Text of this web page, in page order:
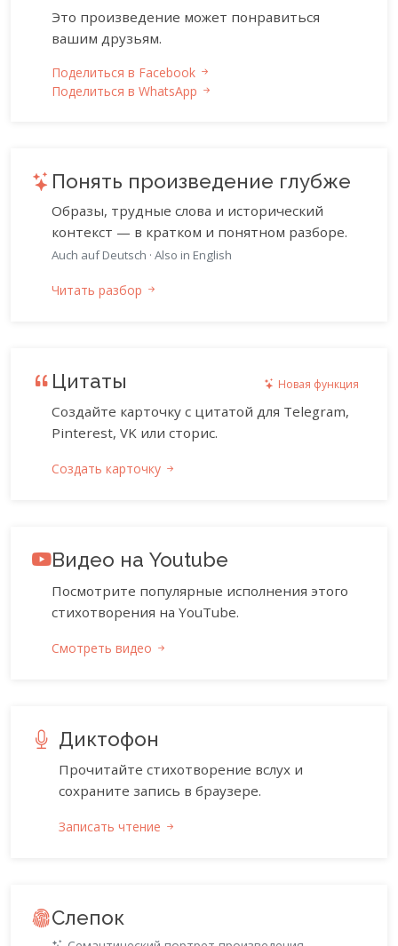
Это произведение может понравиться
вашим друзьям.
Поделиться в Facebook
Поделиться в WhatsApp
Понять произведение глубже
Образы, трудные слова и исторический
контекст — в кратком и понятном разборе.
Auch auf Deutsch · Also in English
Читать разбор
Цитаты Новая функция
Создайте карточку с цитатой для Telegram,
Pinterest, VK или сторис.
Создать карточку
Видео на Youtube
Посмотрите популярные исполнения этого
стихотворения на YouTube.
Смотреть видео
Диктофон
Прочитайте стихотворение вслух и
сохраните запись в браузере.
Записать чтение
Слепок